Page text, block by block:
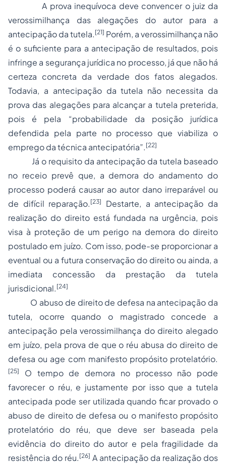
A prova inequívoca deve convencer o juiz da
verossimilhança das alegações do autor para a
antecipação da tutela. [21] Porém, a verossimilhança não
é o suficiente para a antecipação de resultados, pois
infringe a segurança jurídica no processo, já que não há
certeza concreta da verdade dos fatos alegados.
Todavia, a antecipação da tutela não necessita da
prova das alegações para alcançar a tutela preterida,
pois é pela “probabilidade da posição jurídica
defendida pela parte no processo que viabiliza o
emprego da técnica antecipatória”. [22]
Já o requisito da antecipação da tutela baseado
no receio prevê que, a demora do andamento do
processo poderá causar ao autor dano irreparável ou
de difícil reparação. [23]
Destarte, a antecipação da
realização do direito está fundada na urgência, pois
visa à proteção de um perigo na demora do direito
postulado em juízo. Com isso, pode-se proporcionar a
eventual ou a futura conservação do direito ou ainda, a
imediata concessão da prestação da tutela
jurisdicional. [24]
O abuso de direito de defesa na antecipação da
tutela, ocorre quando o magistrado concede a
antecipação pela verossimilhança do direito alegado
em juízo, pela prova de que o réu abusa do direito de
defesa ou age com manifesto propósito protelatório.
[25]
O tempo de demora no processo não pode
favorecer o réu, e justamente por isso que a tutela
antecipada pode ser utilizada quando ficar provado o
abuso de direito de defesa ou o manifesto propósito
protelatório do réu, que deve ser baseada pela
evidência do direito do autor e pela fragilidade da
resistência do réu. [26] A antecipação da realização dos